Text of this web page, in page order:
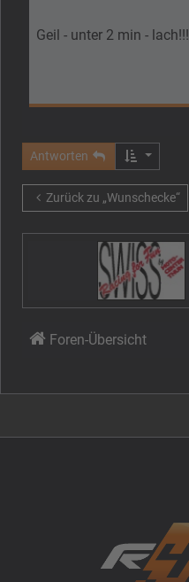
Geil - unter 2 min - lach!!!
Antworten
Zurück zu „Wunschecke“
Foren-Übersicht